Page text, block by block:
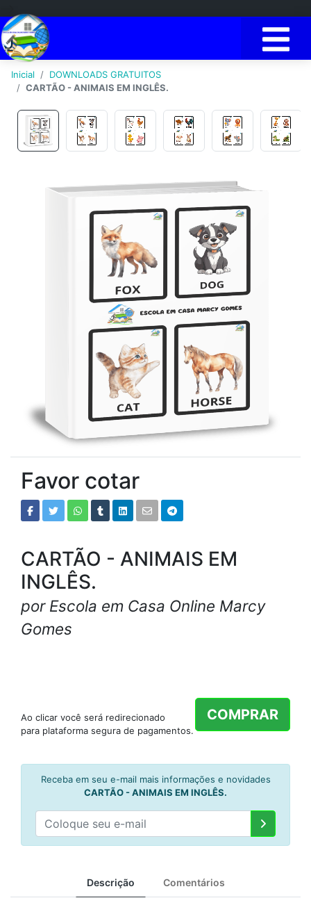
Inicial
DOWNLOADS GRATUITOS
CARTÃO - ANIMAIS EM INGLÊS.
Favor cotar
CARTÃO - ANIMAIS EM
INGLÊS.
por Escola em Casa Online Marcy
Gomes
COMPRAR
Ao clicar você será redirecionado
para plataforma segura de pagamentos.
Receba em seu e-mail mais informações e novidades
CARTÃO - ANIMAIS EM INGLÊS.
Descrição Comentários